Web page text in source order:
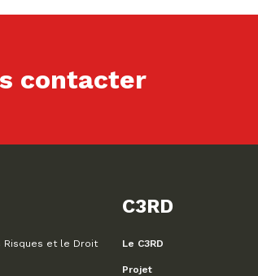
contacter
Risques et le Droit
C3RD
Le C3RD
Projet